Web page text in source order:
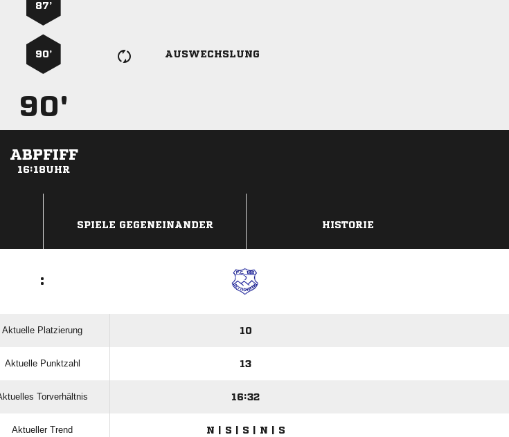
87’
90’ AUSWECHSLUNG
90'
ABPFIFF
16:18UHR
SPIELE GEGENEINANDER HISTORIE
:
Aktuelle Platzierung 10
Aktuelle Punktzahl 13
Torverhältnis 16:32
Aktueller Trend N | S | S | N | S